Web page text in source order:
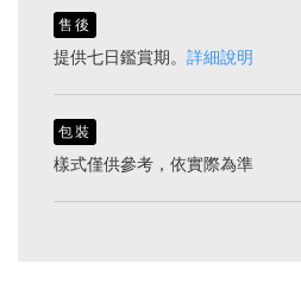
售後
提供七日鑑賞期。 詳細說明
包裝
樣式僅供參考，依實際為準